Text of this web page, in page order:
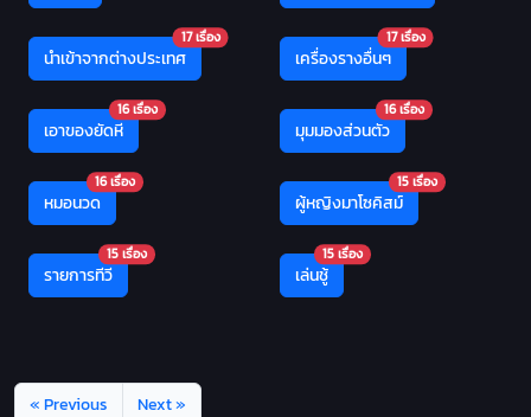
นำเข้าจากต่างประเทศ
17 เรื่อง
เครื่องรางอื่นๆ
17 เรื่อง
เอาของยัดหี
16 เรื่อง
มุมมองส่วนตัว
16 เรื่อง
หมอนวด
16 เรื่อง
ผู้หญิงมาโซคิสม์
15 เรื่อง
รายการทีวี
15 เรื่อง
เล่นชู้
15 เรื่อง
« Previous Next »